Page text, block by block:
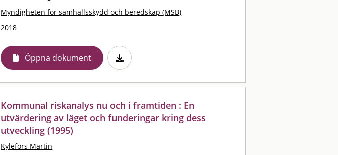
Myndigheten för samhällsskydd och beredskap (MSB)
2018
Öppna dokument
Kommunal riskanalys nu och i framtiden : En
utvärdering av läget och funderingar kring dess
utveckling (1995)
Kylefors Martin